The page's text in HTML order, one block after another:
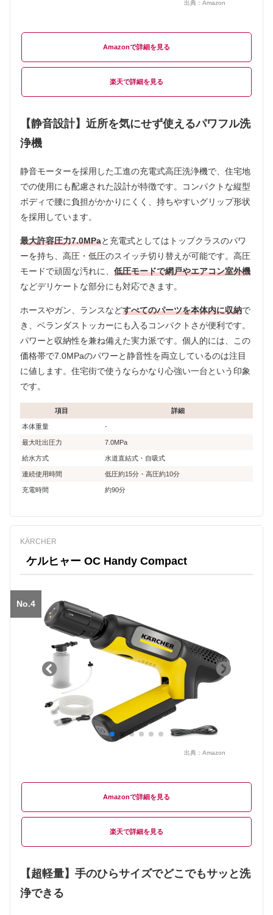
出典： Amazon
Amazon
楽天
【静音設計】近所を気にせず使えるパワフル洗
浄機
静音モーターを採用した工進の充電式高圧洗浄機で、住宅地
での使用にも配慮された設計が特徴です。コンパクトな縦型
ボディで腰に負担がかかりにくく、持ちやすいグリップ形状
を採用しています。
最大許容圧力7.0MPaと充電式としてはトップクラスのパワ
ーを持ち、高圧・低圧のスイッチ切り替えが可能です。高圧
モードで頑固な汚れに、 低圧モードで網戸やエアコン室外機
などデリケートな部分にも対応できます。
ホースやガン、ランスなどすべてのパーツを本体内に収納で
き、ベランダストッカーにも入るコンパクトさが便利です。
パワーと収納性を兼ね備えた実力派です。個人的には、この
価格帯で7.0MPaのパワーと静音性を両立しているのは注目
に値します。住宅街で使うならかなり心強い一台という印象
です。
項目 詳細
本体重量 -
最大吐出圧力 7.0MPa
給水方式 水道直結式・自吸式
連続使用時間 低圧約15分・高圧約10分
充電時間 約90分
KÄRCHER
ケルヒャー OC Handy Compact
No.4
出典： Amazon
Amazon
楽天
【超軽量】手のひらサイズでどこでもサッと洗
浄できる